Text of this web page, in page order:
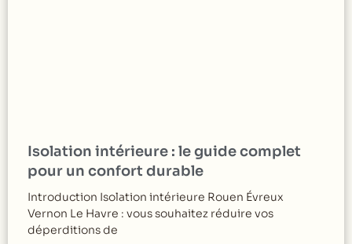
Isolation intérieure : le guide complet
pour un confort durable
Introduction Isolation intérieure Rouen Évreux
Vernon Le Havre : vous souhaitez réduire vos
déperditions de